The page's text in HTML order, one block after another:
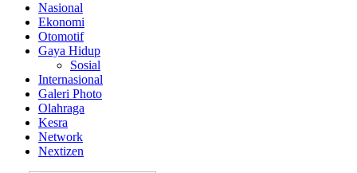
Nasional
Ekonomi
Otomotif
Gaya Hidup
Sosial
Internasional
Galeri Photo
Olahraga
Kesra
Network
Nextizen